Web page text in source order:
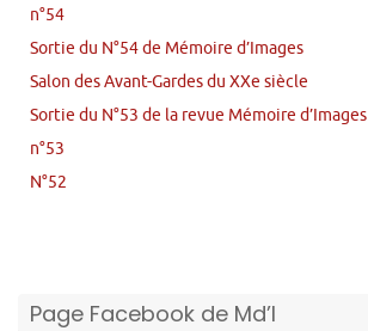
n°54
Sortie du N°54 de Mémoire d’Images
Salon des Avant-Gardes du XXe siècle
Sortie du N°53 de la revue Mémoire d’Images
n°53
N°52
Page Facebook de Md’I